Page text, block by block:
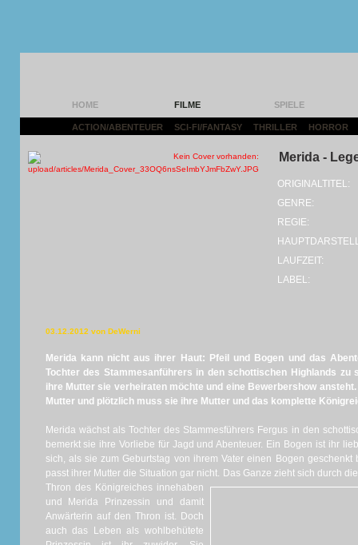
HOME FILME SPIELE
ACTION/ABENTEUER SCI-FI/FANTASY THRILLER HORROR
Merida -
ORIGINALTITEL:
GENRE:
REGIE:
LAUFZEIT:
LABEL:
03.12.2012 von DeWerni
Merida kann nicht aus ihrer Haut: Pfeil und Bogen und das
Tochter des Stammesanführers in den schottischen Highlands zu
ihre Mutter sie verheiraten möchte und eine Bewerbershow
Mutter und plötzlich muss sie ihre Mutter und das komplette
Merida wächst als Tochter des Stammesführers Fergus in den
bemerkt sie ihre Vorliebe für Jagd und Abenteuer. Ein Bogen ist ihr
sich, als sie zum Geburtstag von ihrem Vater einen Bogen geschenkt
passt ihrer Mutter die Situation gar nicht. Das Ganze zieht sich durch
Thron des Königreiches innehaben
und Merida Prinzessin und damit
Anwärterin auf den Thron ist. Doch
auch das Leben als wohlbehütete